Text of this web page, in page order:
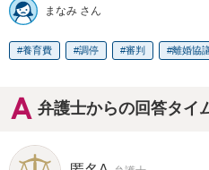
まなみ さん
養育費 調停 審判 離婚協
弁護士からの回答タイ